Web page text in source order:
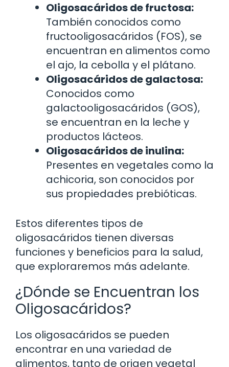
Oligosacáridos de fructosa:
También conocidos como
fructooligosacáridos (FOS), se
encuentran en alimentos como
el ajo, la cebolla y el plátano.
Oligosacáridos de galactosa:
Conocidos como
galactooligosacáridos (GOS),
se encuentran en la leche y
productos lácteos.
Oligosacáridos de inulina:
Presentes en vegetales como la
achicoria, son conocidos por
sus propiedades prebióticas.
Estos diferentes tipos de
oligosacáridos tienen diversas
funciones y beneficios para la salud,
que exploraremos más adelante.
¿Dónde se Encuentran los
Oligosacáridos?
Los oligosacáridos se pueden
encontrar en una variedad de
alimentos, tanto de origen vegetal